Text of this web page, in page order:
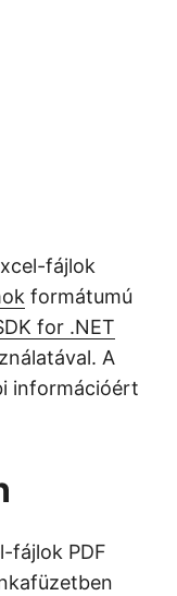
fájlok
formátumú
for .NET
A
információért
fájlok PDF